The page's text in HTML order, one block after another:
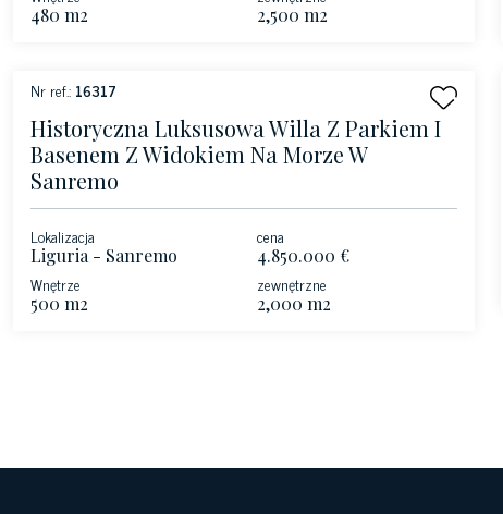
480 m2 2,500 m2
Nr ref.: 16317
Historyczna Luksusowa Willa Z Parkiem I
Basenem Z Widokiem Na Morze W
Sanremo
Lokalizacja
Liguria - Sanremo
cena
4.850.000 €
Wnętrze
500 m2
zewnętrzne
2,000 m2